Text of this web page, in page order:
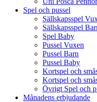
Spel och pussel
Sällskapsspel
Sällskapsspel
Spel Baby
Pussel Vuxen
Pussel Barn
Pussel Baby
Kortspel och
Kortspel och
Övrigt Spel och
Månadens erbjudande